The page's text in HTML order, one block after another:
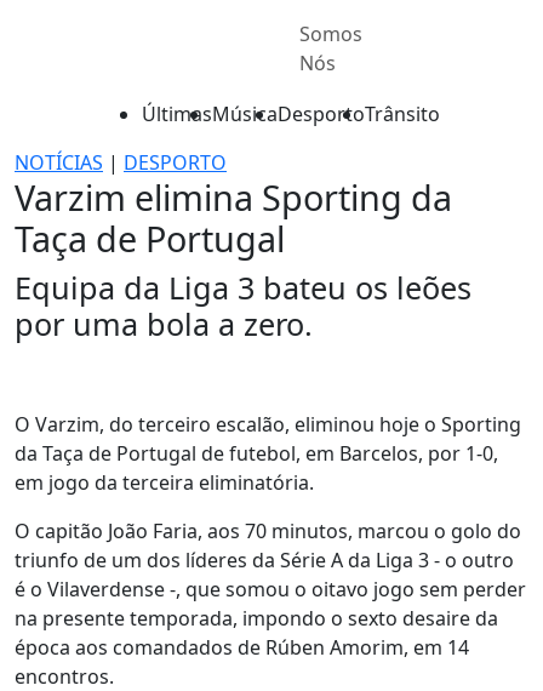
Somos
Nós
ÚltimasMúsicaDesportoTrânsito
NOTÍCIAS | DESPORTO
Varzim elimina Sporting da
Taça de Portugal
Equipa da Liga 3 bateu os leões
por uma bola a zero.
O Varzim, do terceiro escalão, eliminou hoje o Sporting
da Taça de Portugal de futebol, em Barcelos, por 1-0,
em jogo da terceira eliminatória.
O capitão João Faria, aos 70 minutos, marcou o golo do
triunfo de um dos líderes da Série A da Liga 3 - o outro
é o Vilaverdense -, que somou o oitavo jogo sem perder
na presente temporada, impondo o sexto desaire da
época aos comandados de Rúben Amorim, em 14
encontros.